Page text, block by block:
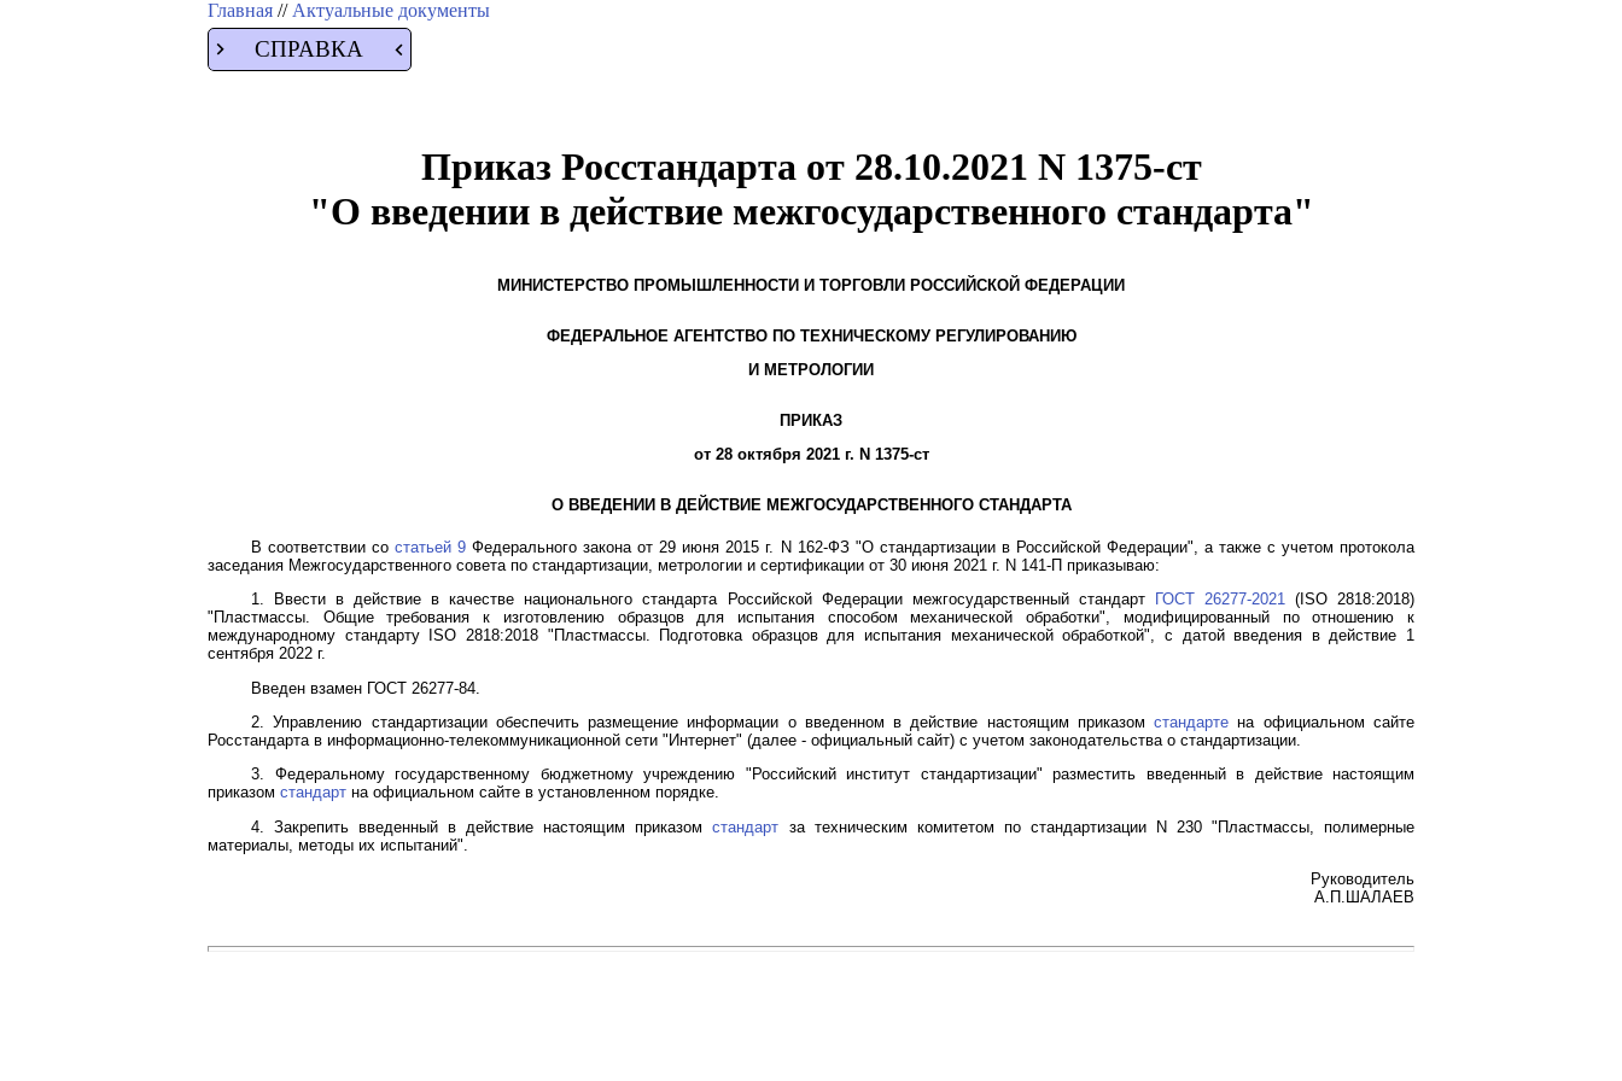
Главная // Актуальные документы
СПРАВКА
Приказ Росстандарта от 28.10.2021 N 1375-ст
"О введении в действие межгосударственного стандарта"
МИНИСТЕРСТВО ПРОМЫШЛЕННОСТИ И ТОРГОВЛИ РОССИЙСКОЙ ФЕДЕРАЦИИ
ФЕДЕРАЛЬНОЕ АГЕНТСТВО ПО ТЕХНИЧЕСКОМУ РЕГУЛИРОВАНИЮ
И МЕТРОЛОГИИ
ПРИКАЗ
от 28 октября 2021 г. N 1375-ст
О ВВЕДЕНИИ В ДЕЙСТВИЕ МЕЖГОСУДАРСТВЕННОГО СТАНДАРТА
В соответствии состатьей 9 Федерального закона от 29 июня 2015 г. N 162-ФЗ "О стандартизации в Российской Федерации", а также с учетом протокола
заседания Межгосударственного совета по стандартизации, метрологии и сертификации от 30 июня 2021 г. N 141-П приказываю:
1. Ввести в действие в качестве национального стандарта Российской Федерации межгосударственный стандарт
ГОСТ 26277-2021(ISO 2818:2018)
"Пластмассы. Общие требования к изготовлению образцов для испытания способом механической обработки", модифицированный по отношению к
международному стандарту ISO 2818:2018 "Пластмассы. Подготовка образцов для испытания механической обработкой", с датой введения в действие 1
сентября 2022 г.
Введен взамен ГОСТ 26277-84.
2. Управлению стандартизации обеспечить размещение информации о введенном в действие настоящим приказомстандарте на официальном сайте
Росстандарта в информационно-телекоммуникационной сети "Интернет" (далее - официальный сайт) с учетом законодательства о стандартизации.
3. Федеральному государственному бюджетному учреждению "Российский институт стандартизации" разместить введенный в действие настоящим
приказом стандарт на официальном сайте в установленном порядке.
4. Закрепить введенный в действие настоящим приказомстандарт за техническим комитетом по стандартизации N 230 "Пластмассы, полимерные
материалы, методы их испытаний".
Руководитель
А.П.ШАЛАЕВ